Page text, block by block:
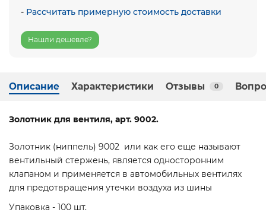
- Рассчитать примерную стоимость доставки
Нашли дешевле?
Описание Характеристики Отзывы 0
Золотник для вентиля, арт. 9002.
Золотник (ниппель) 9002 или как его еще называют
вентильный стержень, является односторонним
клапаном и применяется в автомобильных вентилях
для предотвращения утечки воздуха из шины
Упаковка - 100 шт.